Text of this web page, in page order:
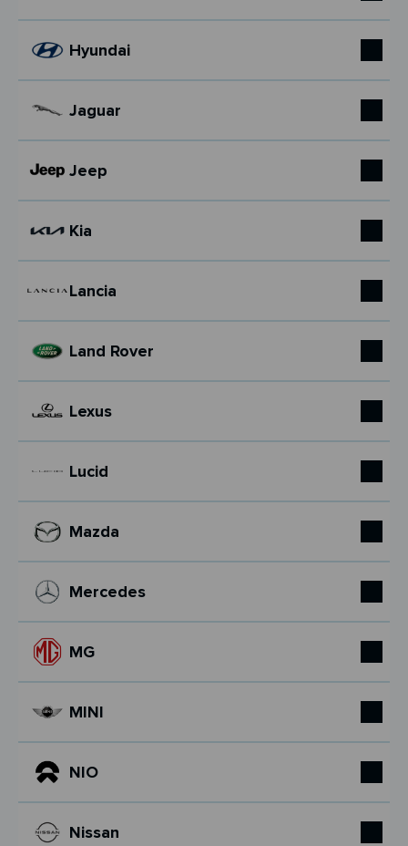
Hyundai
Jaguar
Jeep
Kia
Lancia
Land Rover
Lexus
Lucid
Mazda
Mercedes
MG
MINI
NIO
Nissan